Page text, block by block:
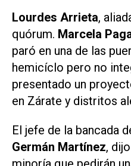
Lourdes Arrieta,
quórum. Marcela
paró en una de las
hemicíclo pero no
presentado un
en Zárate y distritos
El jefe de la bancada
Germán Martínez,